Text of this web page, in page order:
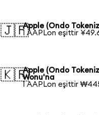
🇯🇵Apple (Ondo
1 AAPLon eşittir
🇰🇷Apple (Ondo
Wonu'na
1 AAPLon eşittir